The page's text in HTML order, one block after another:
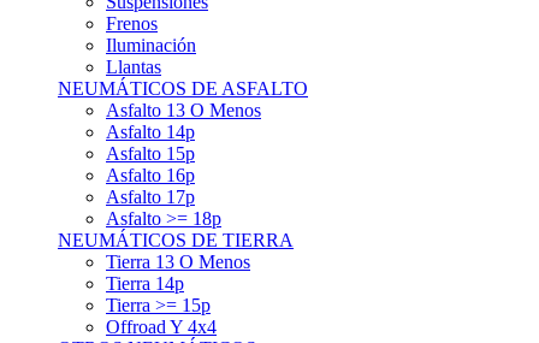
Frenos
Iluminación
Llantas
NEUMÁTICOS DE ASFALTO
Asfalto 13 O Menos
Asfalto 14p
Asfalto 15p
Asfalto 16p
Asfalto 17p
Asfalto >= 18p
NEUMÁTICOS DE TIERRA
Tierra 13 O Menos
Tierra 14p
Tierra >= 15p
Offroad Y 4x4